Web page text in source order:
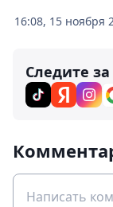
16:08, 15 ноября
Следите